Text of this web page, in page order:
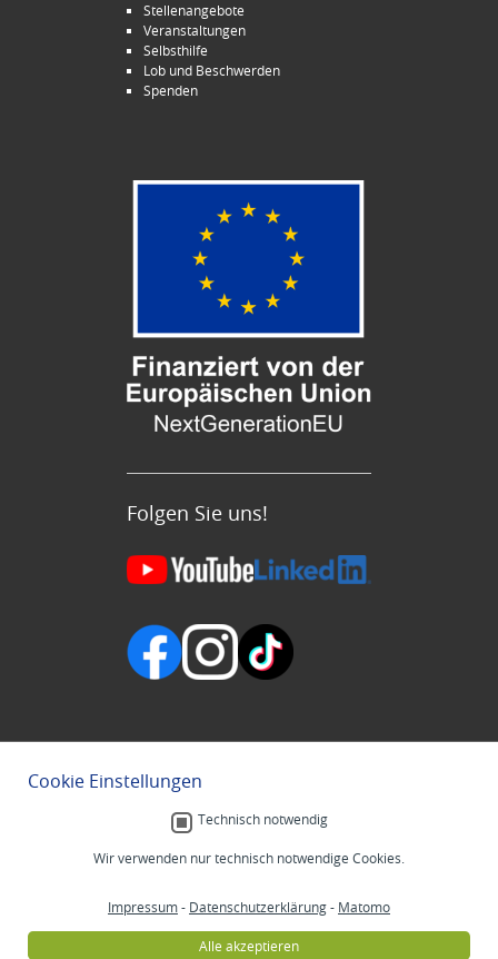
Stellenangebote
Veranstaltungen
Selbsthilfe
Lob und Beschwerden
Spenden
Folgen Sie uns!
Cookie Einstellungen
Technisch notwendig
Wir verwenden nur technisch notwendige Cookies.
Impressum- Datenschutzerklärung- Matomo
Alle akzeptieren